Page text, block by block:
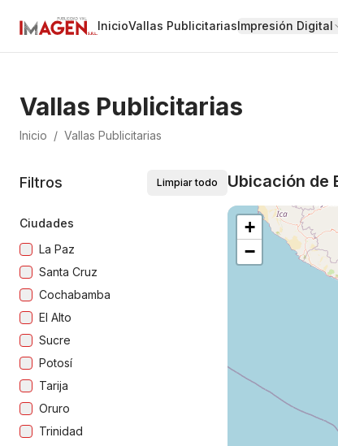
InicioVallas PublicitariasImpresión Digital